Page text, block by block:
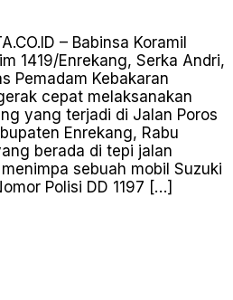
– Babinsa Koramil
1419/Enrekang, Serka Andri,
Pemadam Kebakaran
cepat melaksanakan
yang terjadi di Jalan Poros
Enrekang, Rabu
berada di tepi jalan
sebuah mobil Suzuki
Polisi DD 1197 […]